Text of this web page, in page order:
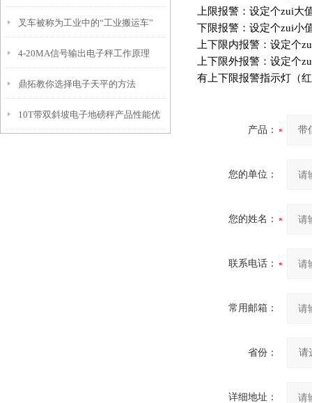
叉车被称为工业中的“工业搬运车”
4-20MA信号输出电子秤工作原理
鼎拓教你选择电子天平的方法
10T带双斜坡电子地磅秤产品性能优
上限报警：设定个zui大
下限报警：设定个zui小
上下限内报警：设定个
上下限外报警：设定个
有上下限报警指示灯（
产品：
您的单位：
您的姓名：
联系电话：
常用邮箱：
省份：
详细地址：